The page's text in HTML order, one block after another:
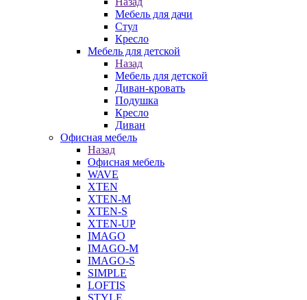
Мебель для дачи
Стул
Кресло
Мебель для детской
Назад
Мебель для детской
Диван-кровать
Подушка
Кресло
Диван
Офисная мебель
Назад
Офисная мебель
WAVE
XTEN
XTEN-M
XTEN-S
XTEN-UP
IMAGO
IMAGO-M
IMAGO-S
SIMPLE
LOFTIS
STYLE